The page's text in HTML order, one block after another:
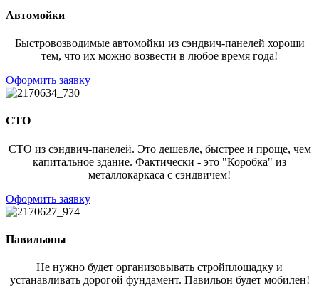
Автомойки
Быстровозводимые автомойки из сэндвич-панелей хороши
тем, что их можно возвести в любое время года!
Оформить заявку
СТО
СТО из сэндвич-панелей. Это дешевле, быстрее и проще, чем
капитальное здание. Фактически - это "Коробка" из
металлокаркаса с сэндвичем!
Оформить заявку
Павильоны
Не нужно будет организовывать стройплощадку и
устанавливать дорогой фундамент. Павильон будет мобилен!